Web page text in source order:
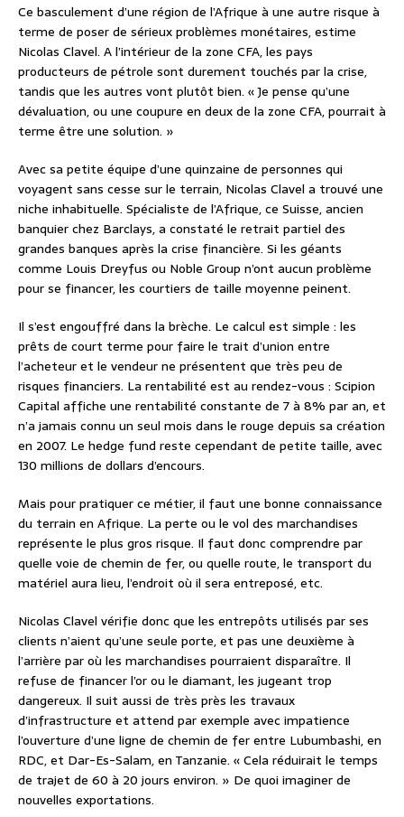
Ce basculement d’une région de l’Afrique à une autre risque à
terme de poser de sérieux problèmes monétaires, estime
Nicolas Clavel. A l’intérieur de la zone CFA, les pays
producteurs de pétrole sont durement touchés par la crise,
tandis que les autres vont plutôt bien. « Je pense qu’une
dévaluation, ou une coupure en deux de la zone CFA, pourrait à
terme être une solution. »
Avec sa petite équipe d’une quinzaine de personnes qui
voyagent sans cesse sur le terrain, Nicolas Clavel a trouvé une
niche inhabituelle. Spécialiste de l’Afrique, ce Suisse, ancien
banquier chez Barclays, a constaté le retrait partiel des
grandes banques après la crise financière. Si les géants
comme Louis Dreyfus ou Noble Group n’ont aucun problème
pour se financer, les courtiers de taille moyenne peinent.
Il s’est engouffré dans la brèche. Le calcul est simple : les
prêts de court terme pour faire le trait d’union entre
l’acheteur et le vendeur ne présentent que très peu de
risques financiers. La rentabilité est au rendez-vous : Scipion
Capital affiche une rentabilité constante de 7 à 8% par an, et
n’a jamais connu un seul mois dans le rouge depuis sa création
en 2007. Le hedge fund reste cependant de petite taille, avec
130 millions de dollars d’encours.
Mais pour pratiquer ce métier, il faut une bonne connaissance
du terrain en Afrique. La perte ou le vol des marchandises
représente le plus gros risque. Il faut donc comprendre par
quelle voie de chemin de fer, ou quelle route, le transport du
matériel aura lieu, l’endroit où il sera entreposé, etc.
Nicolas Clavel vérifie donc que les entrepôts utilisés par ses
clients n’aient qu’une seule porte, et pas une deuxième à
l’arrière par où les marchandises pourraient disparaître. Il
refuse de financer l’or ou le diamant, les jugeant trop
dangereux. Il suit aussi de très près les travaux
d’infrastructure et attend par exemple avec impatience
l’ouverture d’une ligne de chemin de fer entre Lubumbashi, en
RDC, et Dar-Es-Salam, en Tanzanie. « Cela réduirait le temps
de trajet de 60 à 20 jours environ. » De quoi imaginer de
nouvelles exportations.